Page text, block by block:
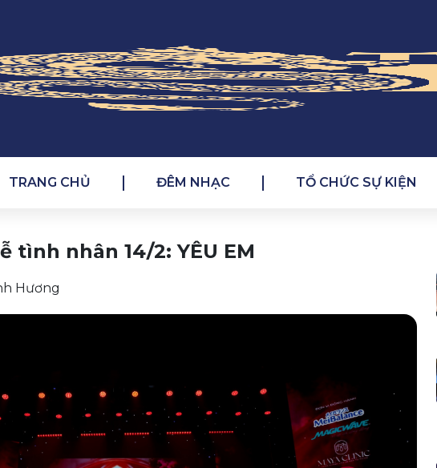
TRANG CHỦ ĐÊM NHẠC TỔ CHỨC SỰ KIỆN
tình nhân 14/2: YÊU EM
Hương